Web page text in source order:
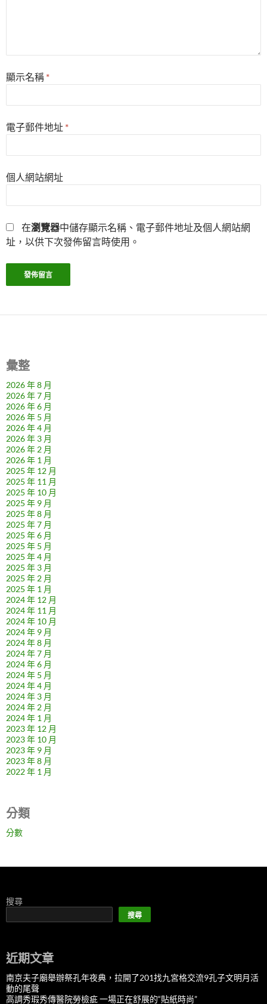
顯示名稱 *
電子郵件地址 *
個人網站網址
在瀏覽器中儲存顯示名稱、電子郵件地址及個人網站網
址，以供下次發佈留言時使用。
彙整
2026 年 8 月
2026 年 7 月
2026 年 6 月
2026 年 5 月
2026 年 4 月
2026 年 3 月
2026 年 2 月
2026 年 1 月
2025 年 12 月
2025 年 11 月
2025 年 10 月
2025 年 9 月
2025 年 8 月
2025 年 7 月
2025 年 6 月
2025 年 5 月
2025 年 4 月
2025 年 3 月
2025 年 2 月
2025 年 1 月
2024 年 12 月
2024 年 11 月
2024 年 10 月
2024 年 9 月
2024 年 8 月
2024 年 7 月
2024 年 6 月
2024 年 5 月
2024 年 4 月
2024 年 3 月
2024 年 2 月
2024 年 1 月
2023 年 12 月
2023 年 10 月
2023 年 9 月
2023 年 8 月
2022 年 1 月
分類
分數
搜尋
搜尋
近期文章
南京夫子廟舉辦祭孔年夜典，拉開了201找九宮格交流9孔子文明月活
動的尾聲
高調秀瑕秀傳醫院勞檢疵 一場正在舒展的“貼紙時尚”